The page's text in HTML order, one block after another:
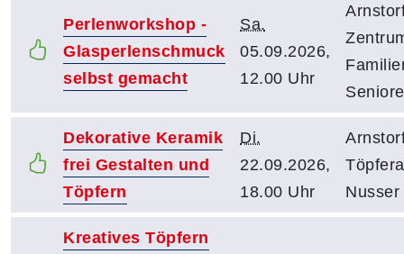
Perlenworkshop -
Glasperlenschmuck
selbst gemacht
Sa.
05.09.2026,
12.00 Uhr
Dekorative Keramik
frei Gestalten und
Töpfern
Di.
22.09.2026,
18.00 Uhr
Nusser
Kreatives Töpfern